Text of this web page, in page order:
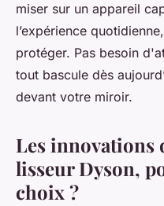
miser sur un appareil
l’expérience
protéger. Pas besoin
tout bascule dès
devant votre miroir.
Les innovations
lisseur Dyson,
choix ?